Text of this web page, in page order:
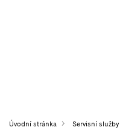
Úvodní stránka Servisní služby